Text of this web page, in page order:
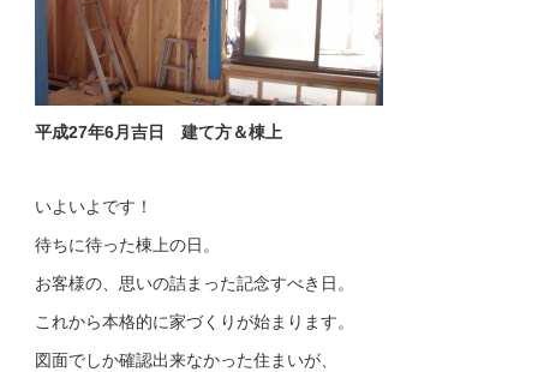
平成27年6月吉日 建て方＆棟上
いよいよです！
待ちに待った棟上の日。
お客様の、思いの詰まった記念すべき日。
これから本格的に家づくりが始まります。
図面でしか確認出来なかった住まいが、